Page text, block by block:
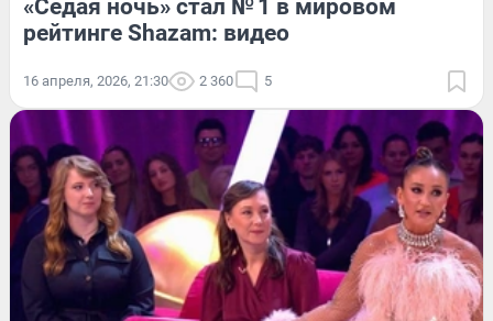
«Седая ночь» стал № 1 в мировом
рейтинге Shazam: видео
16 апреля, 2026, 21:30 2 360 5